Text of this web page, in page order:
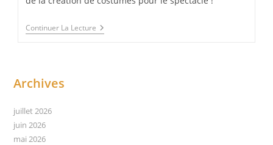
Continuer La Lecture Les
Costumiers:
Archives
juillet 2026
juin 2026
mai 2026